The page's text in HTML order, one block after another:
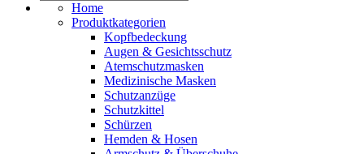
Home
Produktkategorien
Kopfbedeckung
Augen & Gesichtsschutz
Atemschutzmasken
Medizinische Masken
Schutzanzüge
Schutzkittel
Schürzen
Hemden & Hosen